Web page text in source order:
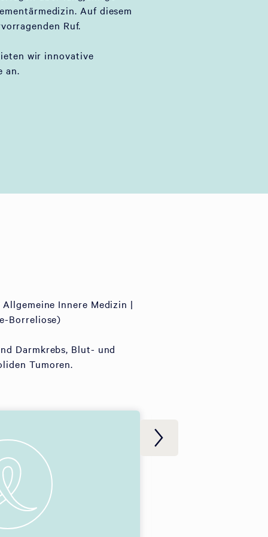
Auf diesem
Ruf.
wir innovative
an.
Innere Medizin |
Borreliose)
Darmkrebs, Blut- und
Tumoren.